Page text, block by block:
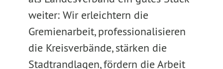
weiter: Wir erleichtern die
Gremienarbeit, professionalisieren
die Kreisverbände, stärken die
Stadtrandlagen, fördern die Arbeit